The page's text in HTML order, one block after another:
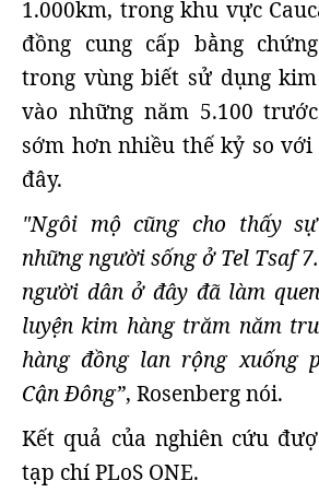
1.000km, trong khu vực
đồng cung cấp bằng
trong vùng biết sử dụng
vào những năm 5.100
sớm hơn nhiều thế kỷ so
đây.
"Ngôi mộ cũng cho thấy
những người sống ở Tel Tsaf
người dân ở đây đã làm
luyện kim hàng trăm năm
hàng đồng lan rộng xuống
Cận Đông”, Rosenberg nói.
Kết quả của nghiên cứu
tạp chí PLoS ONE.